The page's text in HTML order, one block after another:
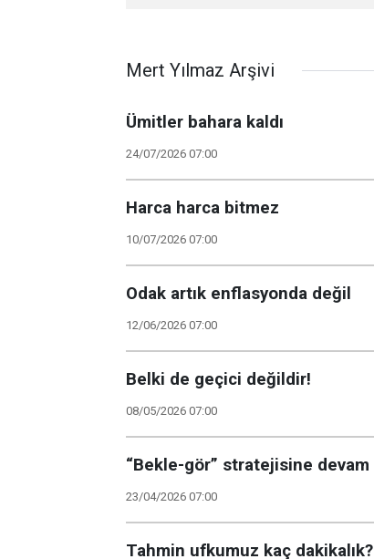
Mert Yılmaz Arşivi
Ümitler bahara kaldı
24/07/2026 07:00
Harca harca bitmez
10/07/2026 07:00
Odak artık enflasyonda değil
12/06/2026 07:00
Belki de geçici değildir!
08/05/2026 07:00
“Bekle-gör” stratejisine devam
23/04/2026 07:00
Tahmin ufkumuz kaç dakikalık?